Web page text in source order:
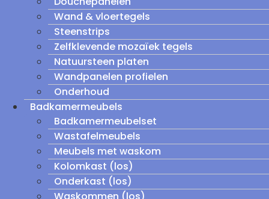
Wand & vloertegels
Steenstrips
Zelfklevende mozaïek tegels
Natuursteen platen
Wandpanelen profielen
Onderhoud
Badkamermeubels
Badkamermeubelset
Wastafelmeubels
Meubels met waskom
Kolomkast (los)
Onderkast (los)
Waskommen (los)